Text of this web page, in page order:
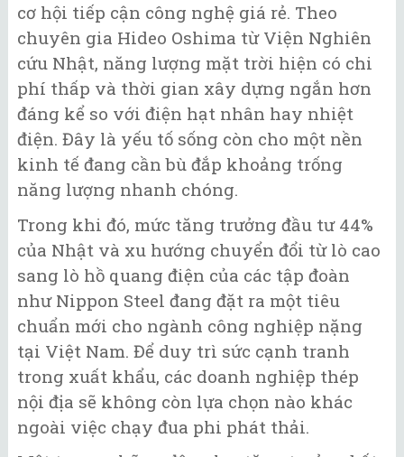
cơ hội tiếp cận công nghệ giá rẻ. Theo
chuyên gia Hideo Oshima từ Viện Nghiên
cứu Nhật, năng lượng mặt trời hiện có chi
phí thấp và thời gian xây dựng ngắn hơn
đáng kể so với điện hạt nhân hay nhiệt
điện. Đây là yếu tố sống còn cho một nền
kinh tế đang cần bù đắp khoảng trống
năng lượng nhanh chóng.
Trong khi đó, mức tăng trưởng đầu tư 44%
của Nhật và xu hướng chuyển đổi từ lò cao
sang lò hồ quang điện của các tập đoàn
như Nippon Steel đang đặt ra một tiêu
chuẩn mới cho ngành công nghiệp nặng
tại Việt Nam. Để duy trì sức cạnh tranh
trong xuất khẩu, các doanh nghiệp thép
nội địa sẽ không còn lựa chọn nào khác
ngoài việc chạy đua phi phát thải.